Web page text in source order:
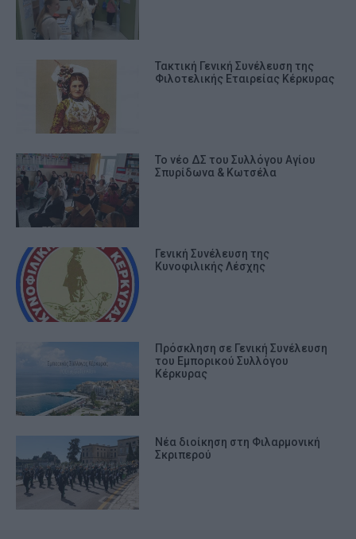
Τακτική Γενική Συνέλευση της
Φιλοτελικής Εταιρείας Κέρκυρας
Το νέο ΔΣ του Συλλόγου Αγίου
Σπυρίδωνα & Κωτσέλα
Γενική Συνέλευση της
Κυνοφιλικής Λέσχης
Πρόσκληση σε Γενική Συνέλευση
του Εμπορικού Συλλόγου
Κέρκυρας
Νέα διοίκηση στη Φιλαρμονική
Σκριπερού